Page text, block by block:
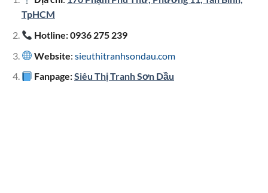
TpHCM
Hotline: 0936 275 239
Website:sieuthitranhsondau.com
Fanpage:Siêu Thị Tranh Sơn Dầu